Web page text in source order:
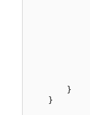
        }
    }